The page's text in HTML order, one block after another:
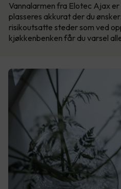
Vannalarmen fra Elotec Ajax
plasseres akkurat der du
risikoutsatte steder som ved
kjøkkenbenken får du varsel